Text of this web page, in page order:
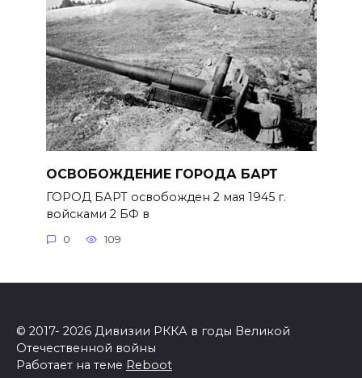
ОСВОБОЖДЕНИЕ ГОРОДА БАРТ
ГОРОД БАРТ освобожден 2 мая 1945 г.
войсками 2 БФ в
0 109
© 2017- 2026 Дивизии РККА в годы Великой
Отечественной войны
Работает на теме Reboot